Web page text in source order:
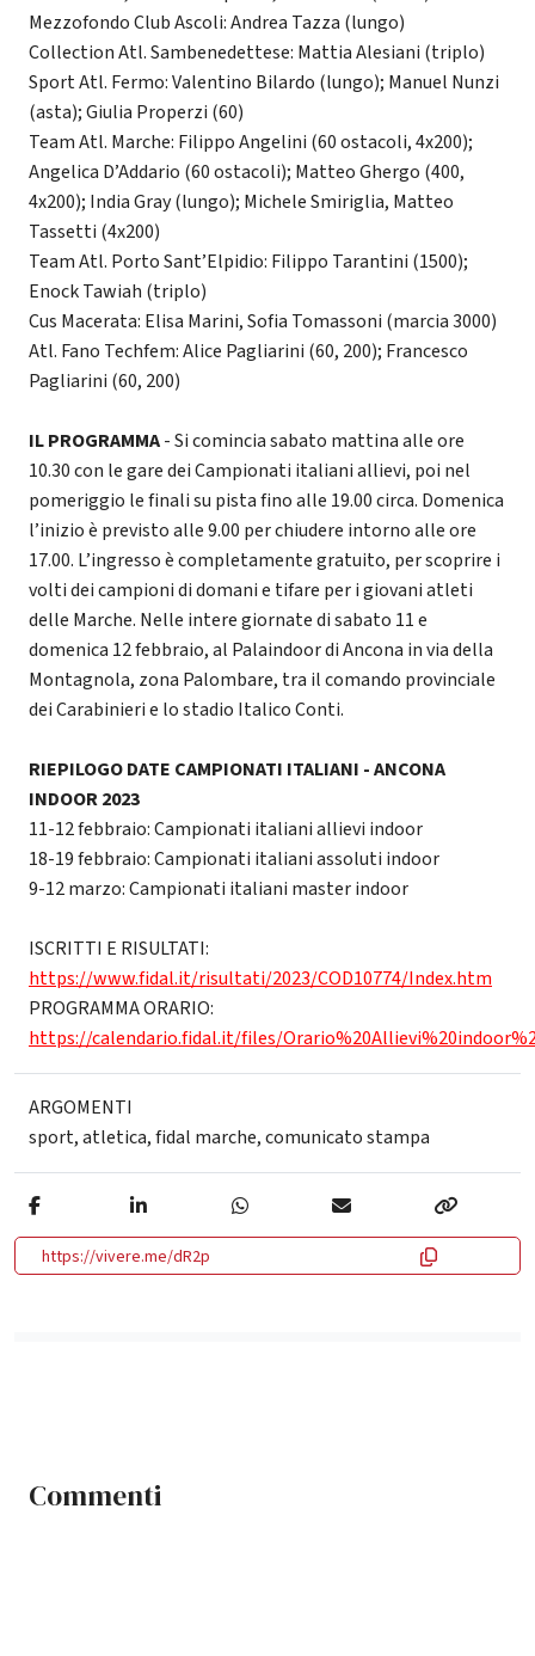
Mezzofondo Club Ascoli: Andrea Tazza (lungo)
Collection Atl. Sambenedettese: Mattia Alesiani (triplo)
Sport Atl. Fermo: Valentino Bilardo (lungo); Manuel Nunzi
(asta); Giulia Properzi (60)
Team Atl. Marche: Filippo Angelini (60 ostacoli, 4x200);
Angelica D’Addario (60 ostacoli); Matteo Ghergo (400,
4x200); India Gray (lungo); Michele Smiriglia, Matteo
Tassetti (4x200)
Team Atl. Porto Sant’Elpidio: Filippo Tarantini (1500);
Enock Tawiah (triplo)
Cus Macerata: Elisa Marini, Sofia Tomassoni (marcia 3000)
Atl. Fano Techfem: Alice Pagliarini (60, 200); Francesco
Pagliarini (60, 200)
IL PROGRAMMA- Si comincia sabato mattina alle ore
10.30 con le gare dei Campionati italiani allievi, poi nel
pomeriggio le finali su pista fino alle 19.00 circa. Domenica
l’inizio è previsto alle 9.00 per chiudere intorno alle ore
17.00. L’ingresso è completamente gratuito, per scoprire i
volti dei campioni di domani e tifare per i giovani atleti
delle Marche. Nelle intere giornate di sabato 11 e
domenica 12 febbraio, al Palaindoor di Ancona in via della
Montagnola, zona Palombare, tra il comando provinciale
dei Carabinieri e lo stadio Italico Conti.
RIEPILOGO DATE CAMPIONATI ITALIANI - ANCONA
INDOOR 2023
11-12 febbraio: Campionati italiani allievi indoor
18-19 febbraio: Campionati italiani assoluti indoor
9-12 marzo: Campionati italiani master indoor
ISCRITTI E RISULTATI:
https://www.fidal.it/risultati/2023/COD10774/Index.htm
PROGRAMMA ORARIO:
https://calendario.fidal.it/files/
ARGOMENTI
sport,atletica,fidal marche,comunicato stampa
https://vivere.me/dR2p
Commenti